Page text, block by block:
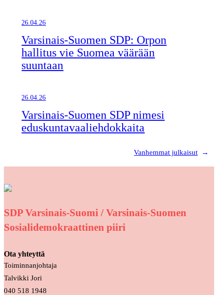
26.04.26
Varsinais-Suomen SDP: Orpon
hallitus vie Suomea väärään
suuntaan
26.04.26
Varsinais-Suomen SDP nimesi
eduskuntavaaliehdokkaita
Vanhemmat julkaisut →
SDP Varsinais-Suomi / Varsinais-Suomen
Sosialidemokraattinen piiri
Ota yhteyttä
Toiminnanjohtaja
Talvikki Jori
040 518 1948